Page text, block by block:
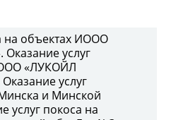
на объектах ИООО
услуг
«ЛУКОЙЛ
услуг
и Минской
услуг покоса на